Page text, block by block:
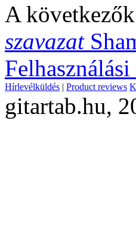
A
szavazat
Hírlevélküldés | Product reviews
gitartab.hu,